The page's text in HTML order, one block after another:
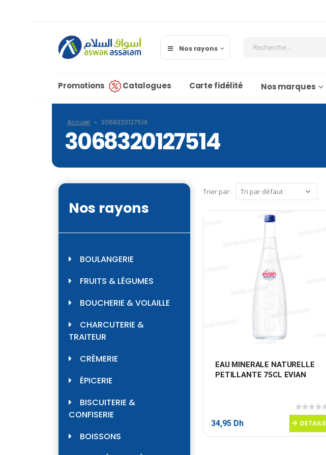
Nos rayons
Promotions Catalogues Carte fidélité Nos marques
Accueil » 3068320127514
3068320127514
Trier par:
EAU MINERALE NATURELLE
PETILLANTE 75CL EVIAN
0sur 5
34,95 Dh DETAILS
Nos rayons
BOULANGERIE
FRUITS & LÉGUMES
BOUCHERIE & VOLAILLE
CHARCUTERIE &
TRAITEUR
CRÈMERIE
ÉPICERIE
BISCUITERIE &
CONFISERIE
BOISSONS